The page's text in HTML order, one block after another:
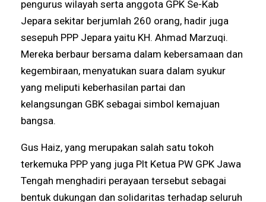
pengurus wilayah serta anggota GPK Se-Kab
Jepara sekitar berjumlah 260 orang, hadir juga
sesepuh PPP Jepara yaitu KH. Ahmad Marzuqi.
Mereka berbaur bersama dalam kebersamaan dan
kegembiraan, menyatukan suara dalam syukur
yang meliputi keberhasilan partai dan
kelangsungan GBK sebagai simbol kemajuan
bangsa.
Gus Haiz, yang merupakan salah satu tokoh
terkemuka PPP yang juga Plt Ketua PW GPK Jawa
Tengah menghadiri perayaan tersebut sebagai
bentuk dukungan dan solidaritas terhadap seluruh